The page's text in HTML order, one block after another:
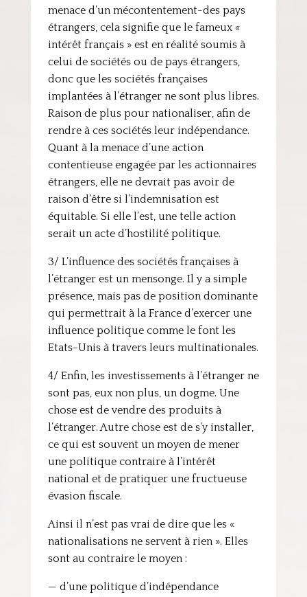
menace d’un mécontentement-des pays
étrangers, cela signifie que le fameux «
intérêt français » est en réalité soumis à
celui de sociétés ou de pays étrangers,
donc que les sociétés françaises
implantées à l’étranger ne sont plus libres.
Raison de plus pour nationaliser, afin de
rendre à ces sociétés leur indépendance.
Quant à la menace d’une action
contentieuse engagée par les actionnaires
étrangers, elle ne devrait pas avoir de
raison d’être si l’indemnisation est
équitable. Si elle l’est, une telle action
serait un acte d’hostilité politique.
3/ L’influence des sociétés françaises à
l’étranger est un mensonge. Il y a simple
présence, mais pas de position dominante
qui permettrait à la France d’exercer une
influence politique comme le font les
Etats-Unis à travers leurs multinationales.
4/ Enfin, les investissements à l’étranger ne
sont pas, eux non plus, un dogme. Une
chose est de vendre des produits à
l’étranger. Autre chose est de s’y installer,
ce qui est souvent un moyen de mener
une politique contraire à l’intérêt
national et de pratiquer une fructueuse
évasion fiscale.
Ainsi il n’est pas vrai de dire que les «
nationalisations ne servent à rien ». Elles
sont au contraire le moyen :
— d’une politique d’indépendance